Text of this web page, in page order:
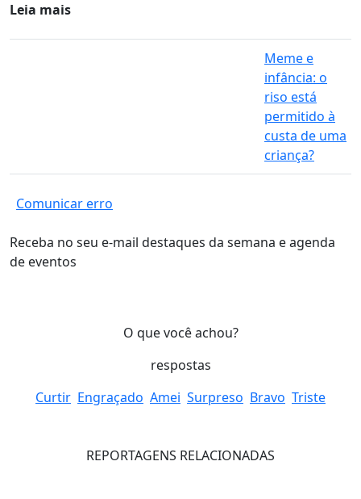
Leia mais
Meme e
infância: o
riso está
permitido à
custa de uma
criança?
Comunicar erro
Receba no seu e-mail destaques da semana e agenda
de eventos
O que você achou?
respostas
Curtir Engraçado Amei Surpreso Bravo Triste
REPORTAGENS RELACIONADAS